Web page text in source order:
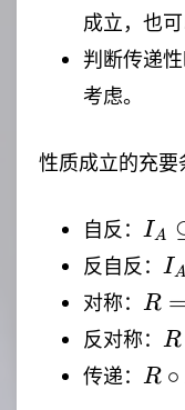
成立，也可
判断传递
考虑。
性质成立的充要
自反：
I_A
R
IA
反自反： IA
对称：
R =
R =
反对称： R
传递：
R
R ∘